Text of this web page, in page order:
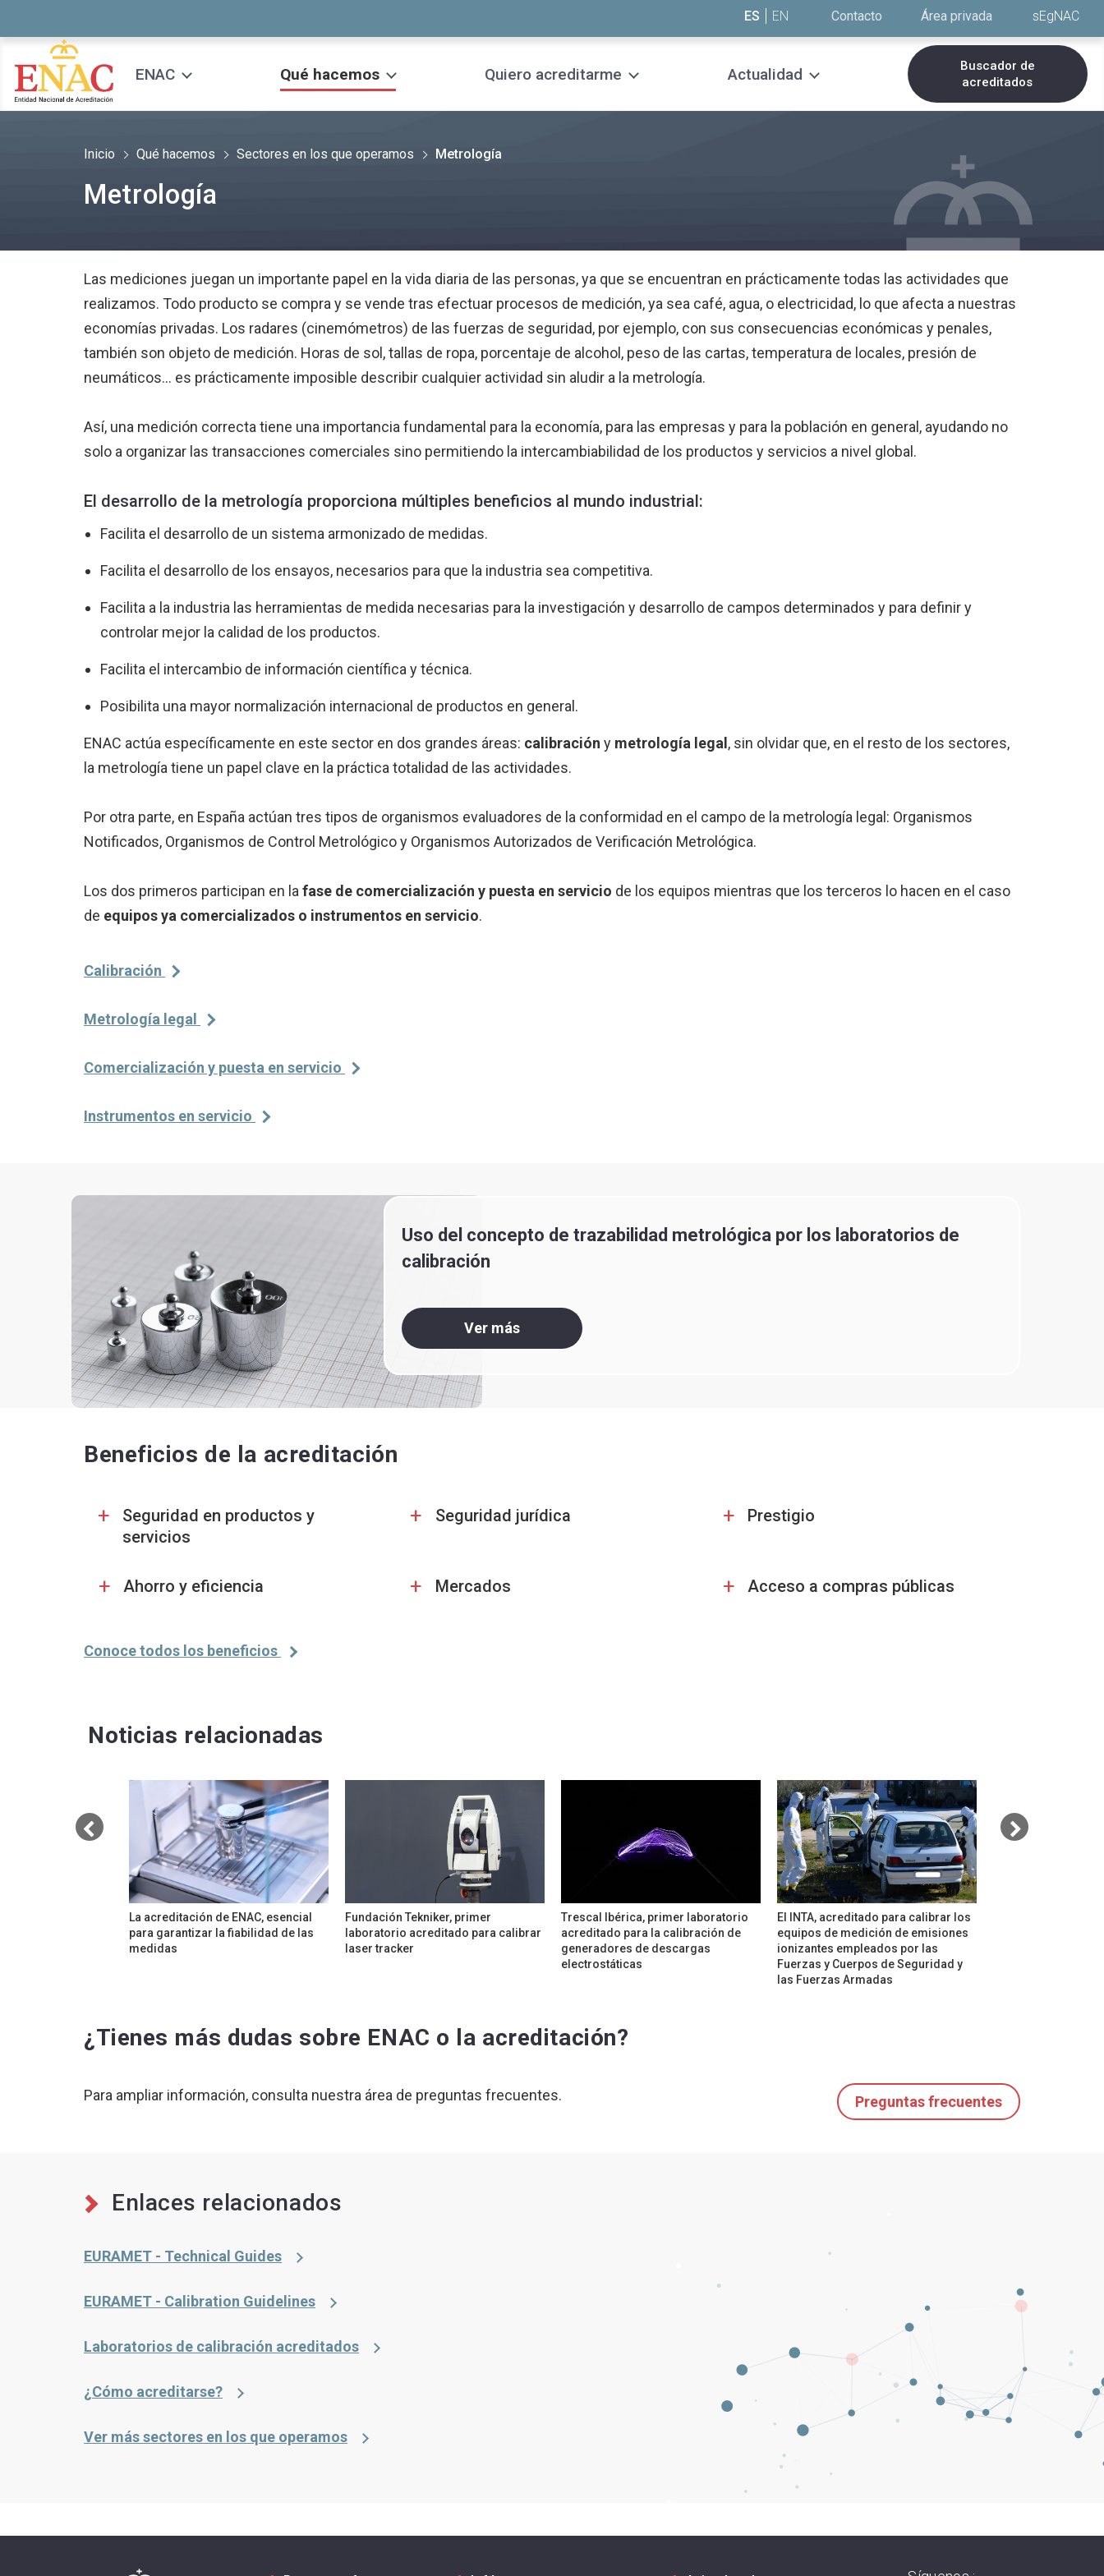
ES EN Contacto Área privada sEgNAC
ENAC Qué hacemos Quiero acreditarme Actualidad
Buscador de
acreditados
Inicio Qué hacemos Sectores en los que operamos Metrología
Metrología
Las mediciones juegan un importante papel en la vida diaria de las personas, ya que se encuentran en prácticamente todas las actividades que
realizamos. Todo producto se compra y se vende tras efectuar procesos de medición, ya sea café, agua, o electricidad, lo que afecta a nuestras
economías privadas. Los radares (cinemómetros) de las fuerzas de seguridad, por ejemplo, con sus consecuencias económicas y penales,
también son objeto de medición. Horas de sol, tallas de ropa, porcentaje de alcohol, peso de las cartas, temperatura de locales, presión de
neumáticos... es prácticamente imposible describir cualquier actividad sin aludir a la metrología.
Así, una medición correcta tiene una importancia fundamental para la economía, para las empresas y para la población en general, ayudando no
solo a organizar las transacciones comerciales sino permitiendo la intercambiabilidad de los productos y servicios a nivel global.
El desarrollo de la metrología proporciona múltiples beneficios al mundo industrial:
Facilita el desarrollo de un sistema armonizado de medidas.
Facilita el desarrollo de los ensayos, necesarios para que la industria sea competitiva.
Facilita a la industria las herramientas de medida necesarias para la investigación y desarrollo de campos determinados y para definir y
controlar mejor la calidad de los productos.
Facilita el intercambio de información científica y técnica.
Posibilita una mayor normalización internacional de productos en general.
ENAC actúa específicamente en este sector en dos grandes áreas: calibración y metrología legal , sin olvidar que, en el resto de los sectores,
la metrología tiene un papel clave en la práctica totalidad de las actividades.
Por otra parte, en España actúan tres tipos de organismos evaluadores de la conformidad en el campo de la metrología legal: Organismos
Notificados, Organismos de Control Metrológico y Organismos Autorizados de Verificación Metrológica.
Los dos primeros participan en la fase de comercialización y puesta en servicio de los equipos mientras que los terceros lo hacen en el caso
de equipos ya comercializados o instrumentos en servicio.
Calibración
Metrología legal
Comercialización y puesta en servicio
Instrumentos en servicio
Uso del concepto de trazabilidad metrológica por los laboratorios de
calibración
Ver más
Beneficios de la acreditación
+
Seguridad en productos y
servicios
+ Seguridad jurídica + Prestigio
+ Ahorro y eficiencia + Mercados + Acceso a compras públicas
Conoce todos los beneficios
Noticias relacionadas
La acreditación de ENAC, esencial
para garantizar la fiabilidad de las
medidas
Fundación Tekniker, primer
laboratorio acreditado para calibrar
laser tracker
Trescal Ibérica, primer laboratorio
acreditado para la calibración de
generadores de descargas
electrostáticas
El INTA, acreditado para calibrar los
equipos de medición de emisiones
ionizantes empleados por las
Fuerzas y Cuerpos de Seguridad y
las Fuerzas Armadas
¿Tienes más dudas sobre ENAC o la acreditación?
Para ampliar información, consulta nuestra área de preguntas frecuentes. Preguntas frecuentes
Enlaces relacionados
EURAMET - Technical Guides
EURAMET - Calibration Guidelines
Laboratorios de calibración acreditados
¿Cómo acreditarse?
Ver más sectores en los que operamos